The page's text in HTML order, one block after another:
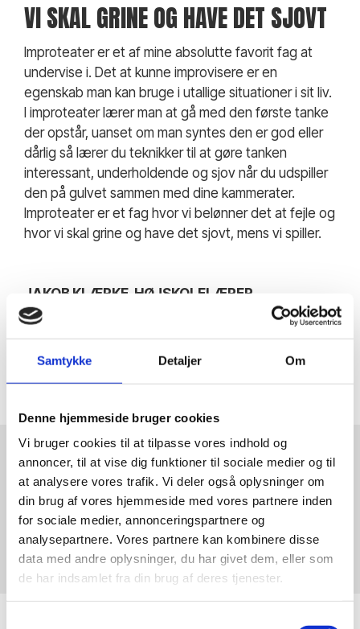
Samtykke Detaljer Om
Denne hjemmeside bruger cookies
Vi bruger cookies til at tilpasse vores indhold og
annoncer, til at vise dig funktioner til sociale medier og til
at analysere vores trafik. Vi deler også oplysninger om
din brug af vores hjemmeside med vores partnere inden
for sociale medier, annonceringspartnere og
analysepartnere. Vores partnere kan kombinere disse
data med andre oplysninger, du har givet dem, eller som
de har indsamlet fra din brug af deres tjenester.
VI SKAL GRINE OG HAVE DET SJOVT
Improteater er et af mine absolutte favorit fag at
undervise i. Det at kunne improvisere er en
egenskab man kan bruge i utallige situationer i sit liv.
I improteater lærer man at gå med den første tanke
der opstår, uanset om man syntes den er god eller
dårlig så lærer du teknikker til at gøre tanken
interessant, underholdende og sjov når du udspiller
den på gulvet sammen med dine kammerater.
Improteater er et fag hvor vi belønner det at fejle og
hvor vi skal grine og have det sjovt, mens vi spiller.
JAKOB KLÆRKE, HØJSKOLELÆRER
UNDERVISERE
Jakob Klærke
Højskolelærer